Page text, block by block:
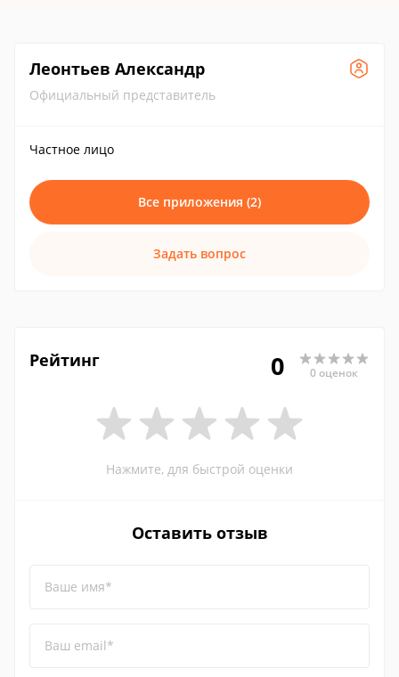
Леонтьев Александр
Официальный представитель
Частное лицо
Все приложения (2)
Задать вопрос
Рейтинг 0 0 оценок
Нажмите, для быстрой оценки
Оставить отзыв
Ваше имя*
Ваш email*